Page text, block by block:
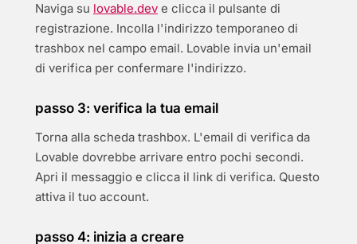
Naviga su lovable.dev e clicca il pulsante di
registrazione. Incolla l'indirizzo temporaneo di
trashbox nel campo email. Lovable invia un'email
di verifica per confermare l'indirizzo.
passo 3: verifica la tua email
Torna alla scheda trashbox. L'email di verifica da
Lovable dovrebbe arrivare entro pochi secondi.
Apri il messaggio e clicca il link di verifica. Questo
attiva il tuo account.
passo 4: inizia a creare